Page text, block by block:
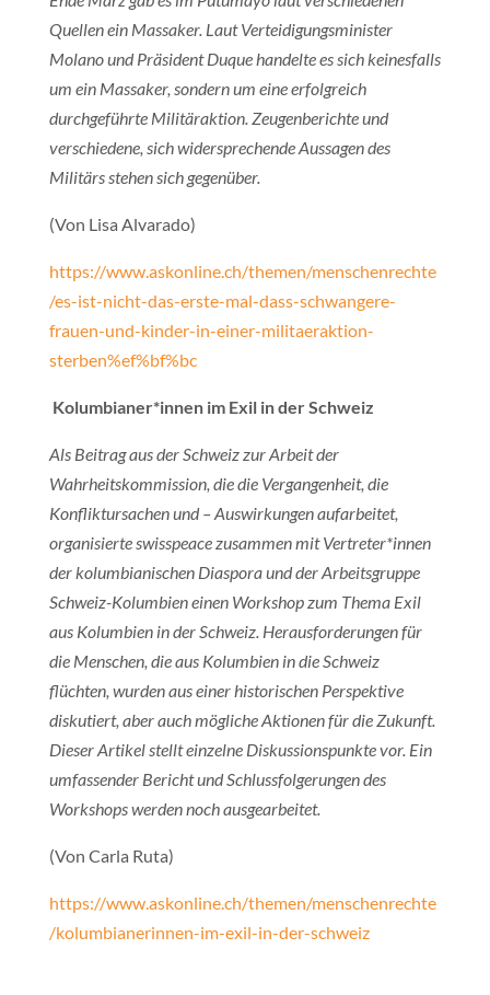
Quellen ein Massaker. Laut Verteidigungsminister
Molano und Präsident Duque handelte es sich keinesfalls
um ein Massaker, sondern um eine erfolgreich
durchgeführte Militäraktion. Zeugenberichte und
verschiedene, sich widersprechende Aussagen des
Militärs stehen sich gegenüber.
(Von Lisa Alvarado)
https://www.askonline.ch/themen/menschenrechte
/es-ist-nicht-das-erste-mal-dass-schwangere-
frauen-und-kinder-in-einer-militaeraktion-
sterben%ef%bf%bc
Kolumbianer*innen im Exil in der Schweiz
Als Beitrag aus der Schweiz zur Arbeit der
Wahrheitskommission, die die Vergangenheit, die
Konfliktursachen und – Auswirkungen aufarbeitet,
organisierte swisspeace zusammen mit Vertreter*innen
der kolumbianischen Diaspora und der Arbeitsgruppe
Schweiz-Kolumbien einen Workshop zum Thema Exil
aus Kolumbien in der Schweiz. Herausforderungen für
die Menschen, die aus Kolumbien in die Schweiz
flüchten, wurden aus einer historischen Perspektive
diskutiert, aber auch mögliche Aktionen für die Zukunft.
Dieser Artikel stellt einzelne Diskussionspunkte vor. Ein
umfassender Bericht und Schlussfolgerungen des
Workshops werden noch ausgearbeitet.
(Von Carla Ruta)
https://www.askonline.ch/themen/menschenrechte
/kolumbianerinnen-im-exil-in-der-schweiz